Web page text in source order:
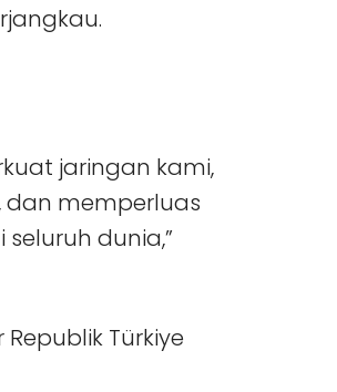
jaringan kami,
dan memperluas
dunia,”
Türkiye